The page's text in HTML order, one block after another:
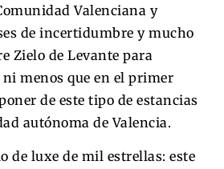
Valenciana y
de incertidumbre y mucho
Zielo de Levante para
menos que en el primer
de este tipo de estancias
autónoma de Valencia.
de luxe de mil estrellas: este